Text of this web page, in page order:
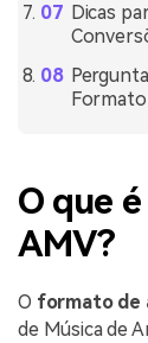
Dicas
O que
AMV?
O formato de
de Música de